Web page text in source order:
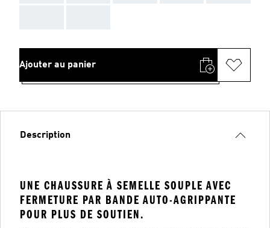
Ajouter au panier
Description
UNE CHAUSSURE À SEMELLE SOUPLE AVEC
FERMETURE PAR BANDE AUTO-AGRIPPANTE
POUR PLUS DE SOUTIEN.